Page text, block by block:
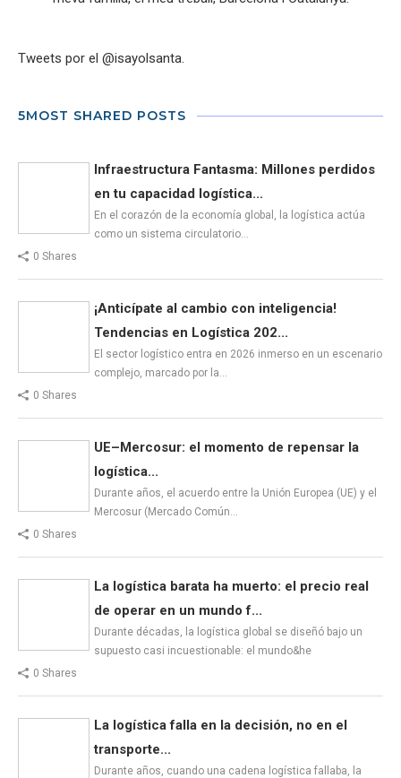
Tweets por el @isayolsanta.
5MOST SHARED POSTS
Infraestructura Fantasma: Millones perdidos
en tu capacidad logística...
En el corazón de la economía global, la logística actúa
como un sistema circulatorio…
0 Shares
¡Anticípate al cambio con inteligencia!
Tendencias en Logística 202...
El sector logístico entra en 2026 inmerso en un escenario
complejo, marcado por la…
0 Shares
UE–Mercosur: el momento de repensar la
logística...
Durante años, el acuerdo entre la Unión Europea (UE) y el
Mercosur (Mercado Común…
0 Shares
La logística barata ha muerto: el precio real
de operar en un mundo f...
Durante décadas, la logística global se diseñó bajo un
supuesto casi incuestionable: el mundo&he
0 Shares
La logística falla en la decisión, no en el
transporte...
Durante años, cuando una cadena logística fallaba, la